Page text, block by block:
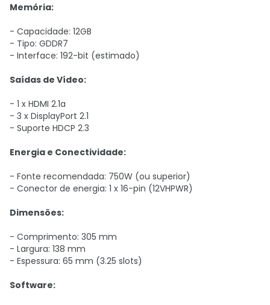
Memória:
- Capacidade: 12GB
- Tipo: GDDR7
- Interface: 192-bit (estimado)
Saídas de Vídeo:
- 1 x HDMI 2.1a
- 3 x DisplayPort 2.1
- Suporte HDCP 2.3
Energia e Conectividade:
- Fonte recomendada: 750W (ou superior)
- Conector de energia: 1 x 16-pin (12VHPWR)
Dimensões:
- Comprimento: 305 mm
- Largura: 138 mm
- Espessura: 65 mm (3.25 slots)
Software: